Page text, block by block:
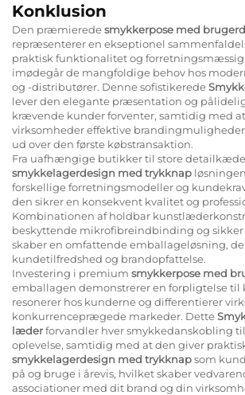
Konklusion
Den præmieredesmykkerpose med
repræsenterer en ekseptionel
praktisk funktionalitet og
imødegår de mangfoldige behov hos
og -distributører. Denne sofistikerede
lever den elegante præsentation og
krævende kunder forventer, samtidig med
virksomheder effektive
ud over den første købstransaktion.
Fra uafhængige butikker til store
smykkelagerdesign med trykknap
forskellige forretningsmodeller og
den sikrer en konsekvent kvalitet og
Kombinationen af holdbar
beskyttende mikrofibreindbinding og
skaber en omfattende emballageløsning,
kundetilfredshed og brandopfattelse.
Investering i premium smykkerpose med
emballagen demonstrerer en forpligtelse til
resonerer hos kunderne og differentierer
konkurrenceprægede markeder. Dette
læderforvandler hver smykkedanskobling
oplevelse, samtidig med at den giver
smykkelagerdesign med trykknapsom
på og bruge i årevis, hvilket skaber
associationer med dit brand og din